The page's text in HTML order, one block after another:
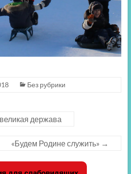
Без рубрики
держава
«Будем Родине служить» →